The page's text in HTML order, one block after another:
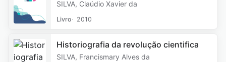
SILVA, Claúdio Xavier da
Livro 2010
Historiografia da revolução cientifica
SILVA, Francismary Alves da